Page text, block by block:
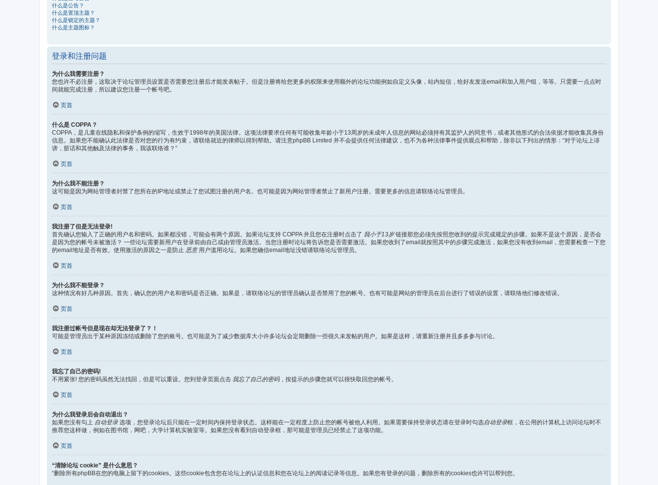
什么是公告？
什么是置顶主题？
什么是锁定的主题？
什么是主题图标？
登录和注册问题
为什么我需要注册？
您也许不必注册，这取决于论坛管理员设置是否需要您注册后才能发表帖子。但是注册将给您更多的权限来使用额外的论坛功能例如自定义头像，站内短信，给好友发送email和加入用户组，等等。只需要一点点时
间就能完成注册，所以建议您注册一个帐号吧。
页首
什么是 COPPA？
COPPA，是儿童在线隐私和保护条例的缩写，生效于1998年的美国法律。这项法律要求任何有可能收集年龄小于13周岁的未成年人信息的网站必须持有其监护人的同意书，或者其他形式的合法依据才能收集其身份
信息。如果您不能确认此法律是否对您的行为有约束，请联络就近的律师以得到帮助。请注意phpBB Limited 并不会提供任何法律建议，也不为各种法律事件提供观点和帮助，除非以下列出的情形：“对于论坛上诽
谤，脏话和其他触及法律的事务，我该联络谁？”
页首
为什么我不能注册？
这可能是因为网站管理者封禁了您所在的IP地址或禁止了您试图注册的用户名。也可能是因为网站管理者禁止了新用户注册。需要更多的信息请联络论坛管理员。
页首
我注册了但是无法登录!
首先确认您输入了正确的用户名和密码。如果都没错，可能会有两个原因。如果论坛支持 COPPA 并且您在注册时点击了 我小于13岁链接那您必须先按照您收到的提示完成规定的步骤。如果不是这个原因，是否会
是因为您的帐号未被激活？ 一些论坛需要新用户在登录前由自己或由管理员激活。当您注册时论坛将告诉您是否需要激活。如果您收到了email就按照其中的步骤完成激活，如果您没有收到email，您需要检查一下您
的email地址是否有效。使用激活的原因之一是防止 恶意用户滥用论坛。如果您确信email地址没错请联络论坛管理员。
页首
为什么我不能登录？
这种情况有好几种原因。首先，确认您的用户名和密码是否正确。如果是，请联络论坛的管理员确认是否禁用了您的帐号。也有可能是网站的管理员在后台进行了错误的设置，请联络他们修改错误。
页首
我注册过帐号但是现在却无法登录了？！
可能是管理员出于某种原因冻结或删除了您的账号。也可能是为了减少数据库大小许多论坛会定期删除一些很久未发帖的用户。如果是这样，请重新注册并且多多参与讨论。
页首
我忘了自己的密码!
不用紧张! 您的密码虽然无法找回，但是可以重设。您到登录页面点击 我忘了自己的密码，按提示的步骤您就可以很快取回您的帐号。
页首
为什么我登录后会自动退出？
如果您没有勾上 自动登录选项，您登录论坛后只能在一定时间内保持登录状态。这样能在一定程度上防止您的帐号被他人利用。如果需要保持登录状态请在登录时勾选自动登录框，在公用的计算机上访问论坛时不
推荐您这样做，例如在图书馆，网吧，大学计算机实验室等。如果您没有看到自动登录框，那可能是管理员已经禁止了这项功能。
页首
“清除论坛 cookie” 是什么意思？
“删除所有phpBB在您的电脑上留下的cookies。这些cookie包含您在论坛上的认证信息和您在论坛上的阅读记录等信息。如果您有登录的问题，删除所有的cookies也许可以帮到您。